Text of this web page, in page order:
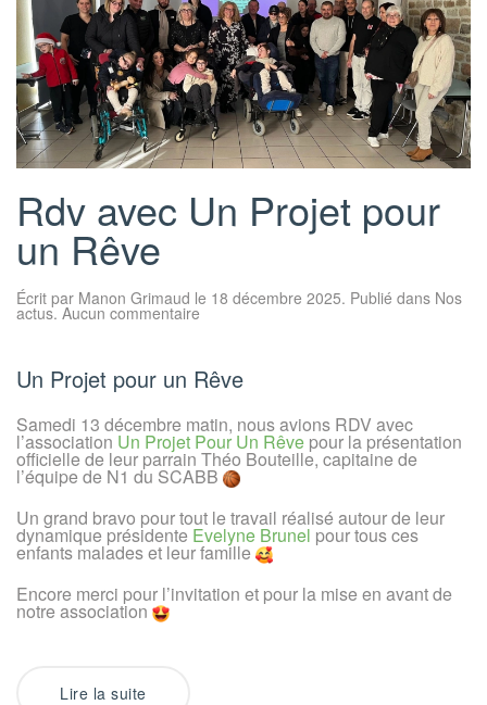
Rdv avec Un Projet pour
un Rêve
Écrit par Manon Grimaud le 18 décembre 2025. Publié dans Nos
actus. Aucun commentaire
Projet
pour
Rêve
Un Projet pour un Rêve
Samedi 13 décembre matin, nous avions RDV avec
l’association Un Projet Pour Un Rêve pour la présentation
officielle de leur parrain Théo Bouteille, capitaine de
l’équipe de N1 du SCABB
Un grand bravo pour tout le travail réalisé autour de leur
dynamique présidente Evelyne Brunel pour tous ces
enfants malades et leur famille
Encore merci pour l’invitation et pour la mise en avant de
notre association
Lire la suite